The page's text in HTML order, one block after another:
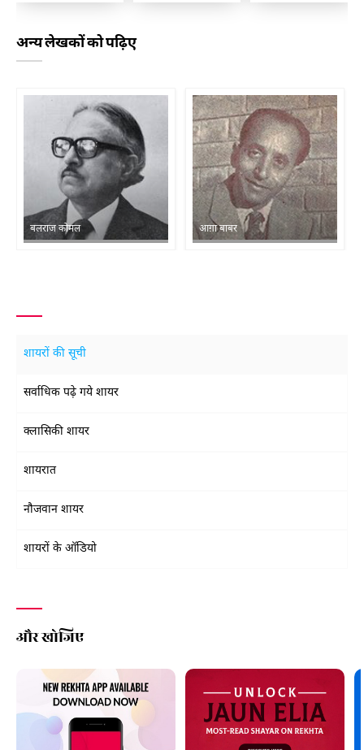
अन्य लेखकों को पढ़िए
बलराज कोमल आग़ा बाबर
शायरों की सूची
सर्वाधिक पढ़े गये शायर
क्लासिकी शायर
शायरात
नौजवान शायर
शायरों के ऑडियो
और खोजिए